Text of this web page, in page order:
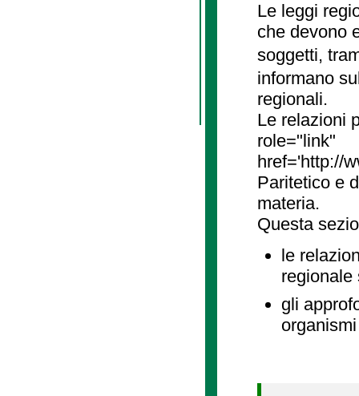
Le leggi
che devono
soggetti,
informano
regionali.
Le relazioni
role="link"
href='http://
Paritetico e
materia.
Questa
le
regionale
gli